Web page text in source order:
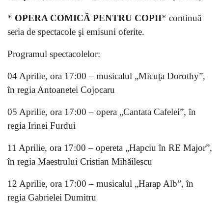
* OPERA COMICĂ PENTRU COPII* continuă
seria de spectacole şi emisuni oferite.
Programul spectacolelor:
04 Aprilie, ora 17:00 – musicalul „Micuţa Dorothy”,
în regia Antoanetei Cojocaru
05 Aprilie, ora 17:00 – opera „Cantata Cafelei”, în
regia Irinei Furdui
11 Aprilie, ora 17:00 – opereta „Hapciu în RE Major”,
în regia Maestrului Cristian Mihăilescu
12 Aprilie, ora 17:00 – musicalul „Harap Alb”, în
regia Gabrielei Dumitru